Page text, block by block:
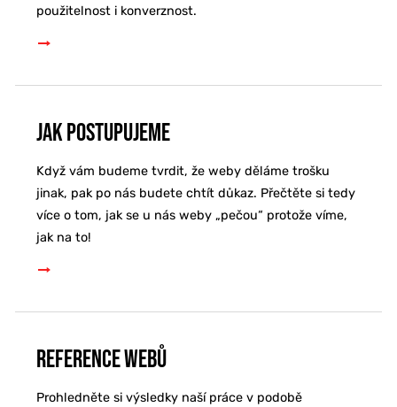
použitelnost i konverznost.
Jak postupujeme
Když vám budeme tvrdit, že weby děláme trošku
jinak, pak po nás budete chtít důkaz. Přečtěte si tedy
více o tom, jak se u nás weby „pečou“ protože víme,
jak na to!
Reference webů
Prohledněte si výsledky naší práce v podobě